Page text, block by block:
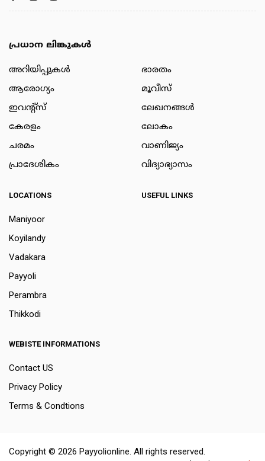
പ്രധാന ലിങ്കുകൾ
അറിയിപ്പുകള്‍
ആരോഗ്യം
ഇവന്റ്സ്
കേരളം
ചരമം
പ്രാദേശികം
ഭാരതം
മൂവീസ്
ലേഖനങ്ങള്‍
ലോകം
വാണിജ്യം
വിദ്യാഭ്യാസം
LOCATIONS
Maniyoor
Koyilandy
Vadakara
Payyoli
Perambra
Thikkodi
USEFUL LINKS
WEBISTE INFORMATIONS
Contact US
Privacy Policy
Terms & Condtions
Copyright © 2026 Payyolionline. All rights reserved.